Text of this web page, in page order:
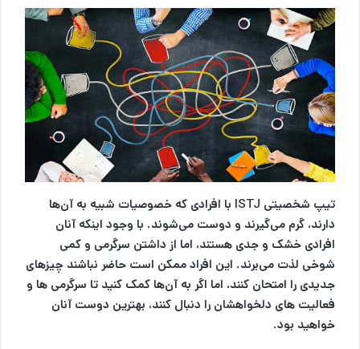
تیپ شخصیتی ISTJ با افرادی که خصوصیات شبیه به آن‌ها
دارند، گرم می‌گیرند و دوست می‌شوند. با وجود اینکه آنان
افرادی خشک و جدی هستند، اما از داشتن سرگرمی و کمی
شوخی لذت می‌برند. این افراد ممکن است حاضر نباشند چیزهای
جدیدی را امتحان کنند، اما اگر به آن‌ها کمک کنید تا سرگرمی ها و
فعالیت های دلخواهشان را دنبال کنند، بهترین دوست آنان
خواهید بود.